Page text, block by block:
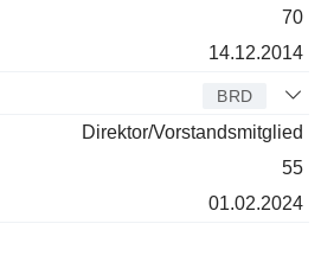
70
14.12.2014
BRD
Direktor/Vorstandsmitglied
55
01.02.2024